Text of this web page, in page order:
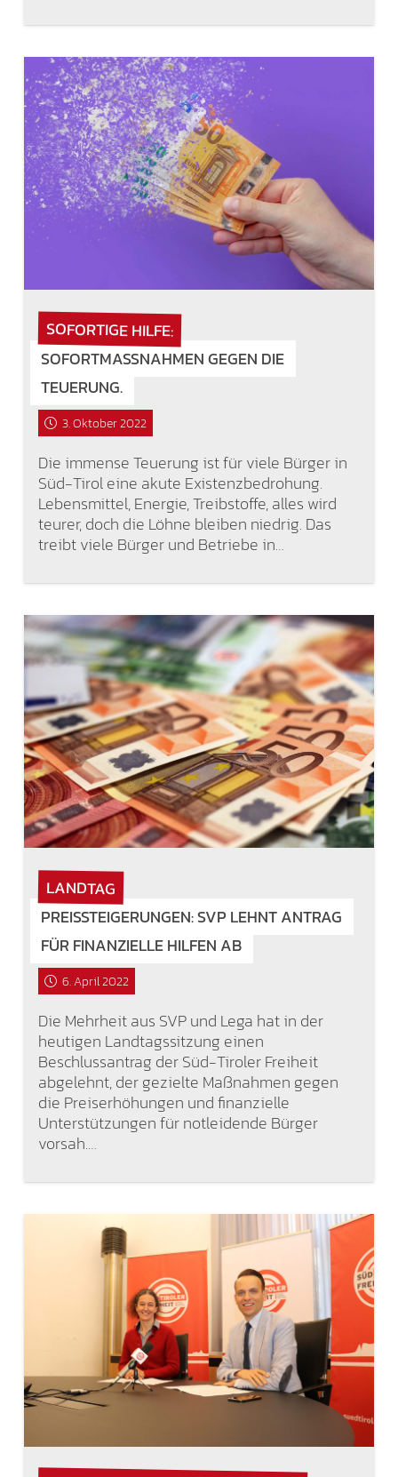
SOFORTIGE HILFE:
SOFORTMASSNAHMEN GEGEN DIE T
EUERUNG.
3. Oktober 2022
Die immense Teuerung ist für viele Bürger in
Süd-Tirol eine akute Existenzbedrohung.
Lebensmittel, Energie, Treibstoffe, alles wird
teurer, doch die Löhne bleiben niedrig. Das
treibt viele Bürger und Betriebe in…
LANDTAG
PREISSTEIGERUNGEN: SVP LEHNT ANTRAG
FÜR FINANZIELLE HILFEN AB
6. April 2022
Die Mehrheit aus SVP und Lega hat in der
heutigen Landtagssitzung einen
Beschlussantrag der Süd-Tiroler Freiheit
abgelehnt, der gezielte Maßnahmen gegen
die Preiserhöhungen und finanzielle
Unterstützungen für notleidende Bürger
vorsah.…